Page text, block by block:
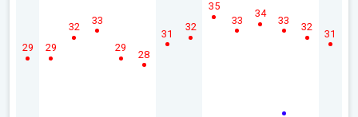
29 29
32
33
29
28
31
32
35
33
34
33
32
31